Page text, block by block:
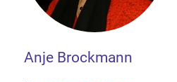
Anje Brockmann